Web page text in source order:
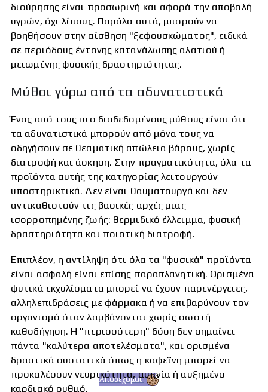
Αποδέχομαι
διούρησης είναι προσωρινή και αφορά την αποβολή
υγρών, όχι λίπους. Παρόλα αυτά, μπορούν να
βοηθήσουν στην αίσθηση "ξεφουσκώματος", ειδικά
σε περιόδους έντονης κατανάλωσης αλατιού ή
μειωμένης φυσικής δραστηριότητας.
Μύθοι γύρω από τα αδυνατιστικά
Ένας από τους πιο διαδεδομένους μύθους είναι ότι
τα αδυνατιστικά μπορούν από μόνα τους να
οδηγήσουν σε θεαματική απώλεια βάρους, χωρίς
διατροφή και άσκηση. Στην πραγματικότητα, όλα τα
προϊόντα αυτής της κατηγορίας λειτουργούν
υποστηρικτικά. Δεν είναι θαυματουργά και δεν
αντικαθιστούν τις βασικές αρχές μιας
ισορροπημένης ζωής: θερμιδικό έλλειμμα, φυσική
δραστηριότητα και ποιοτική διατροφή.
Επιπλέον, η αντίληψη ότι όλα τα "φυσικά" προϊόντα
είναι ασφαλή είναι επίσης παραπλανητική. Ορισμένα
φυτικά εκχυλίσματα μπορεί να έχουν παρενέργειες,
αλληλεπιδράσεις με φάρμακα ή να επιβαρύνουν τον
οργανισμό όταν λαμβάνονται χωρίς σωστή
καθοδήγηση. Η "περισσότερη" δόση δεν σημαίνει
πάντα "καλύτερα αποτελέσματα", και ορισμένα
δραστικά συστατικά όπως η καφεΐνη μπορεί να
προκαλέσουν νευρικότητα, αυπνία ή αυξημένο
καρδιακό ρυθμό.